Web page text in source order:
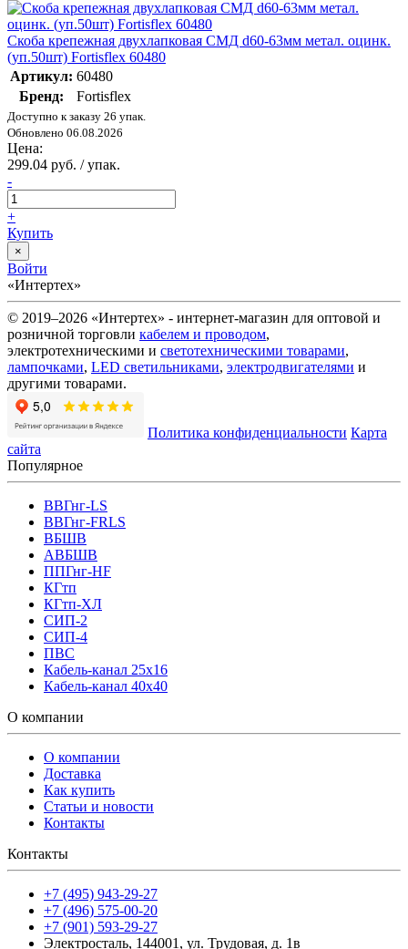
Скоба крепежная двухлапковая СМД d60-63мм метал. оцинк.
(уп.50шт) Fortisflex 60480
Артикул: 60480
Бренд:
Fortisflex
Доступно к заказу 26 упак.
Обновлено 06.08.2026
Цена:
299.04 руб. / упак.
-
+
Купить
×
Войти
«Интертех»
© 2019–2026 «Интертех» - интернет-магазин для оптовой и
розничной торговли кабелем и проводом,
электротехническими и светотехническими товарами,
лампочками, LED светильниками, электродвигателями и
другими товарами.
Политика конфиденциальности Карта
сайта
Популярное
ВВГнг-LS
ВВГнг-FRLS
ВБШВ
АВБШВ
ППГнг-HF
КГтп
КГтп-ХЛ
СИП-2
СИП-4
ПВС
Кабель-канал 25х16
Кабель-канал 40х40
О компании
О компании
Доставка
Как купить
Статьи и новости
Контакты
Контакты
+7 (495) 943-29-27
+7 (496) 575-00-20
+7 (901) 593-29-27
Электросталь, 144001, ул. Трудовая, д. 1в